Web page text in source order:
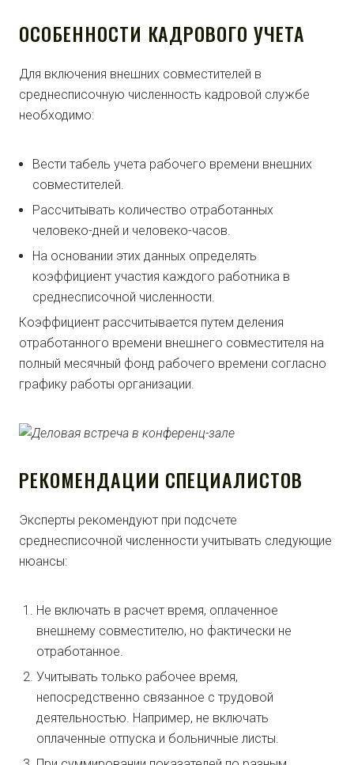
ОСОБЕННОСТИ КАДРОВОГО УЧЕТА
Для включения внешних совместителей в
среднесписочную численность кадровой службе
необходимо:
Вести табель учета рабочего времени внешних
совместителей.
Рассчитывать количество отработанных
человеко-дней и человеко-часов.
На основании этих данных определять
коэффициент участия каждого работника в
среднесписочной численности.
Коэффициент рассчитывается путем деления
отработанного времени внешнего совместителя на
полный месячный фонд рабочего времени согласно
графику работы организации.
РЕКОМЕНДАЦИИ СПЕЦИАЛИСТОВ
Эксперты рекомендуют при подсчете
среднесписочной численности учитывать следующие
нюансы:
Не включать в расчет время, оплаченное
внешнему совместителю, но фактически не
отработанное.
Учитывать только рабочее время,
непосредственно связанное с трудовой
деятельностью. Например, не включать
оплаченные отпуска и больничные листы.